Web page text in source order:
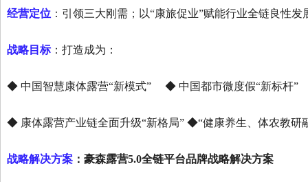
经营定位：引领三大刚需；以“康旅促业”赋能行业全链良性
战略目标：打造成为：
◆ 中国智慧康体露营“新模式” ◆ 中国都市微度假“新标杆”
◆ 康体露营产业链全面升级“新格局” ◆“健康养生、体农教研
战略解决方案：豪森露营5.0全链平台品牌战略解决方案